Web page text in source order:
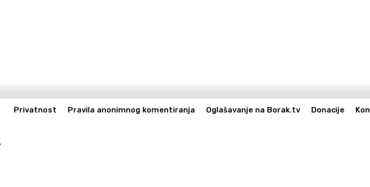
Privatnost Pravila anonimnog komentiranja Oglašavanje na Borak.tv Donacije